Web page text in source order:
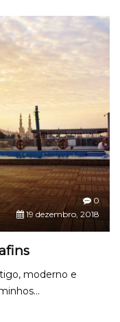
0
19 dezembro, 2018
moderno e